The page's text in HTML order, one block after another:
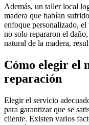
Además, un taller local
madera que habían
enfoque personalizado,
no solo repararon el
natural de la madera,
Cómo elegir el
reparación
Elegir el servicio
para garantizar que se
cliente. Existen varios